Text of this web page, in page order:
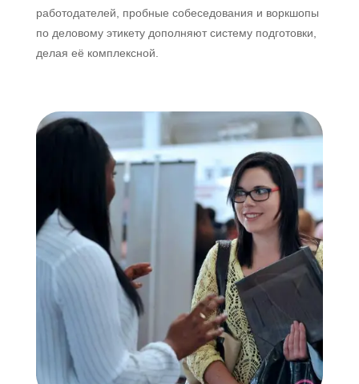
работодателей, пробные собеседования и воркшопы
по деловому этикету дополняют систему подготовки,
делая её комплексной.